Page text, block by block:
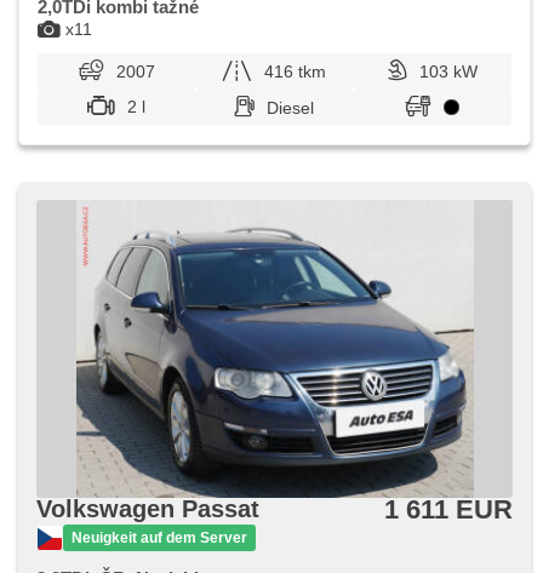
x11
2,0TDi kombi tažné
2007 416 tkm
103 kW
2 l
Diesel
Volkswagen Passat
Neuigkeit auf dem Server
1 611 EUR